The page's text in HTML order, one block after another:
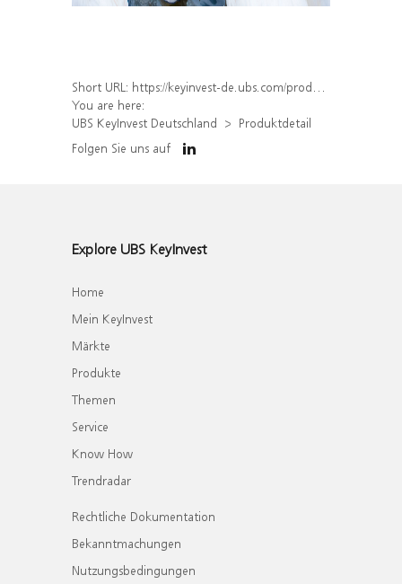
Short URL: https://keyinvest-de.ubs.com/produkt/detail/index/isin/DE000WA6YDY2
You are here:
UBS KeyInvest Deutschland
Produktdetail
Folgen Sie uns auf
Explore UBS KeyInvest
Home
Mein KeyInvest
Märkte
Produkte
Themen
Service
Know How
Trendradar
Rechtliche Dokumentation
Bekanntmachungen
Nutzungsbedingungen